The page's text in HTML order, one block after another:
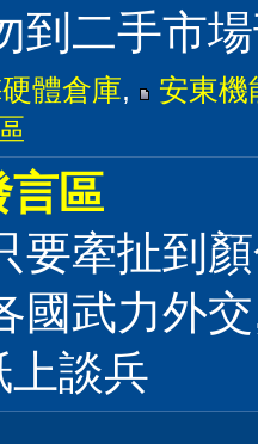
到二手市
體倉庫,
安東機
言區
要牽扯到
國武力外
上談兵